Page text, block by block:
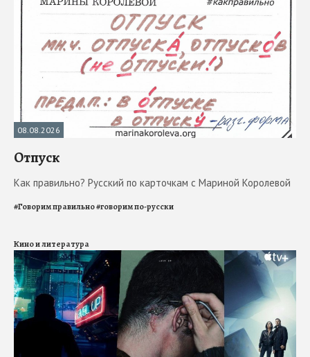
08.08.2026
Отпуск
Как правильно? Русский по карточкам с Мариной Королевой
#Говорим правильно#говорим по-русски
Кино и литература